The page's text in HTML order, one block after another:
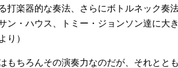
打楽器的な奏法、さらにボトルネック奏
ン・ハウス、トミー・ジョンソン達に大
り）
もちろんその演奏力なのだが、それとと